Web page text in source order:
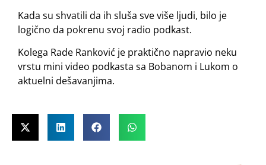
Kada su shvatili da ih sluša sve više ljudi, bilo je
logično da pokrenu svoj radio podkast.
Kolega Rade Ranković je praktično napravio neku
vrstu mini video podkasta sa Bobanom i Lukom o
aktuelni dešavanjima.